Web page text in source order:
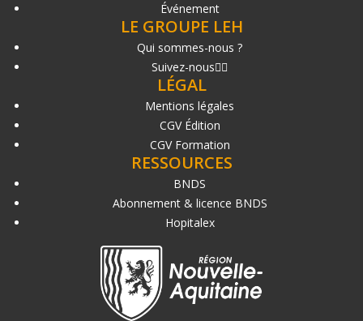
Événement
LE GROUPE LEH
Qui sommes-nous ?
Suivez-nous
LÉGAL
Mentions légales
CGV Édition
CGV Formation
RESSOURCES
BNDS
Abonnement & licence BNDS
Hopitalex